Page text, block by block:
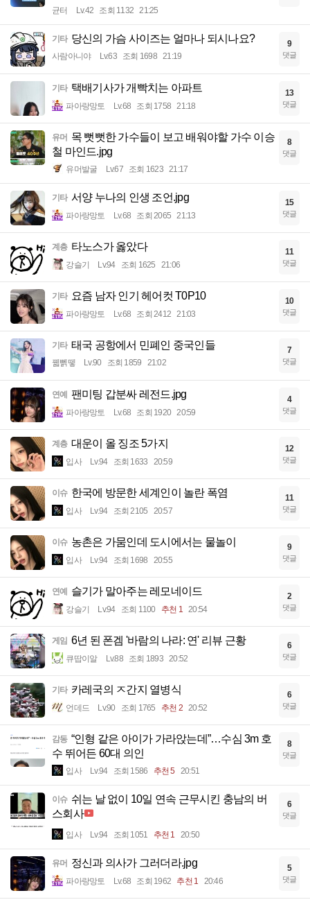
균터 Lv.42 조회 1132 21:25
기타 당신의 가슴 사이즈는 얼마나 되시나요?
사람아니야 Lv.63 조회 1698 21:19
9
댓글
기타 택배기사가 개빡치는 아파트
파아랑망토 Lv.68 조회 1758 21:18
13
댓글
유머 목 뻣뻣한 가수들이 보고 배워야할 가수 이승
철 마인드.jpg
유머발굴 Lv.67 조회 1623 21:17
8
댓글
기타 서양 누나의 인생 조언.jpg
파아랑망토 Lv.68 조회 2065 21:13
15
댓글
계층 타노스가 옳았다
강슬기 Lv.94 조회 1625 21:06
11
댓글
기타 요즘 남자 인기 헤어컷 T0P10
파아랑망토 Lv.68 조회 2412 21:03
10
댓글
기타 태국 공항에서 민폐인 중국인들
꿻뻵뗗 Lv.90 조회 1859 21:02
7
댓글
연예 팬미팅 갑분싸 레전드.jpg
파아랑망토 Lv.68 조회 1920 20:59
4
댓글
계층 대운이 올 징조 5가지
입사 Lv.94 조회 1633 20:59
12
댓글
이슈 한국에 방문한 세계인이 놀란 폭염
입사 Lv.94 조회 2105 20:57
11
댓글
이슈 농촌은 가뭄인데 도시에서는 물놀이
입사 Lv.94 조회 1698 20:55
9
댓글
연예 슬기가 말아주는 레모네이드
강슬기 Lv.94 조회 1100 추천 1 20:54
2
댓글
게임 6년 된 폰겜 '바람의 나라: 연' 리뷰 근황
큐땁이알 Lv.88 조회 1893 20:52
6
댓글
기타 카레국의 ㅈ간지 열병식
언데드 Lv.90 조회 1765 추천 2 20:52
6
댓글
감동 “인형 같은 아이가 가라앉는데”…수심 3m 호
수 뛰어든 60대 의인
입사 Lv.94 조회 1586 추천 5 20:51
8
댓글
이슈 쉬는 날 없이 10일 연속 근무시킨 충남의 버
스회사
입사 Lv.94 조회 1051 추천 1 20:50
6
댓글
유머 정신과 의사가 그러더라.jpg
파아랑망토 Lv.68 조회 1962 추천 1 20:46
5
댓글